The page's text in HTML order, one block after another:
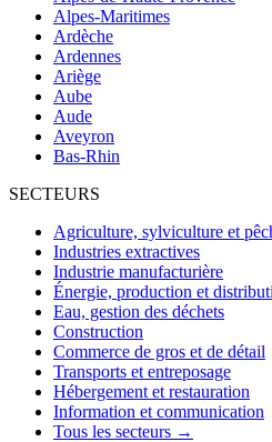
Alpes-Maritimes
Ardèche
Ardennes
Ariège
Aube
Aude
Aveyron
Bas-Rhin
SECTEURS
Agriculture, sylviculture et
Industries extractives
Industrie manufacturière
Énergie, production et
Eau, gestion des déchets
Construction
Commerce de gros et de détail
Transports et entreposage
Hébergement et restauration
Information et communication
Tous les secteurs →